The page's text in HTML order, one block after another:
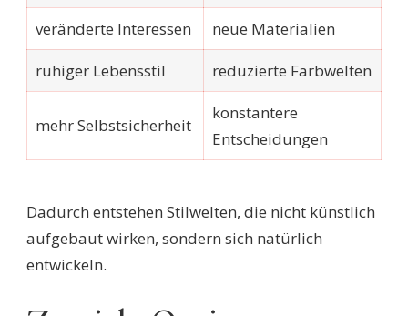
veränderte Interessen
neue Materialien
ruhiger Lebensstil
reduzierte Farbwelten
mehr Selbstsicherheit
konstantere
Entscheidungen
Dadurch entstehen Stilwelten, die nicht künstlich
aufgebaut wirken, sondern sich natürlich
entwickeln.